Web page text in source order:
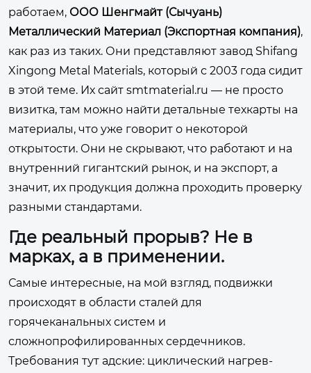
работаем, ООО Шенгмайт (Сычуань)
Металлический Материал (Экспортная компания),
как раз из таких. Они представляют завод Shifang
Xingong Metal Materials, который с 2003 года сидит
в этой теме. Их сайт smtmaterial.ru — не просто
визитка, там можно найти детальные техкарты на
материалы, что уже говорит о некоторой
открытости. Они не скрывают, что работают и на
внутренний гигантский рынок, и на экспорт, а
значит, их продукция должна проходить проверку
разными стандартами.
Где реальный прорыв? Не в
марках, а в применении.
Самые интересные, на мой взгляд, подвижки
происходят в области сталей для
горячеканальных систем и
сложнопрофилированных сердечников.
Требования тут адские: циклический нагрев-